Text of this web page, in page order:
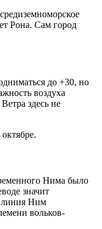
Рона. Сам город
до +30, но
воздуха
здесь не
Нима было
значит
Ним
вольков-